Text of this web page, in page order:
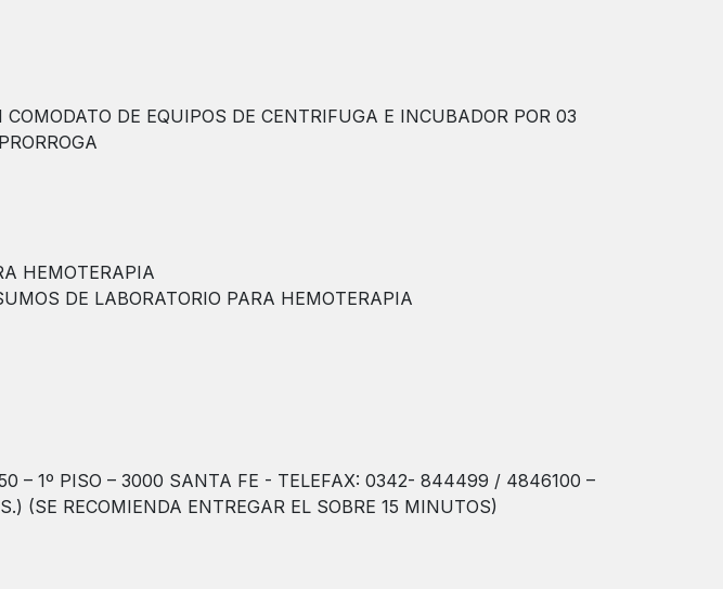
DE EQUIPOS DE CENTRIFUGA E INCUBADOR POR 03
HEMOTERAPIA
DE LABORATORIO PARA HEMOTERAPIA
– 1º PISO – 3000 SANTA FE - TELEFAX: 0342- 844499 / 4846100 –
(SE RECOMIENDA ENTREGAR EL SOBRE 15 MINUTOS)